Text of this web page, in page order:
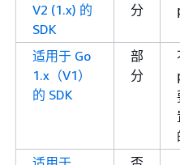
V2 (1.x) 的
SDK
分
适用于 Go
1.x（V1）
的 SDK
部
分